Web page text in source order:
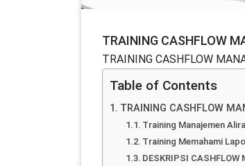
TRAINING CASHFLOW
TRAINING CASHFLOW
Table of Contents
TRAINING CASHFLOW
Training Manajemen
Training Memahami
DESKRIPSI CASHFLOW